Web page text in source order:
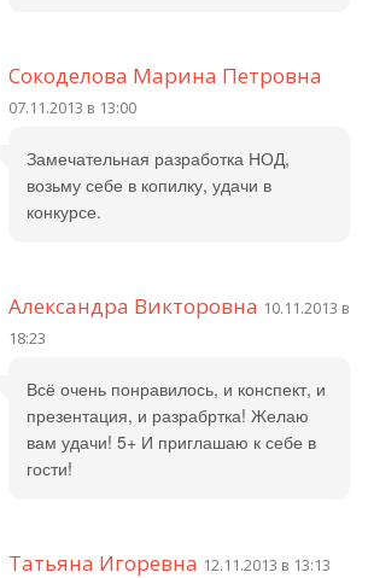
Сокоделова Марина Петровна
07.11.2013 в 13:00
Замечательная разработка НОД,
возьму себе в копилку, удачи в
конкурсе.
Александра Викторовна 10.11.2013 в
18:23
Всё очень понравилось, и конспект, и
презентация, и разрабртка! Желаю
вам удачи! 5+ И приглашаю к себе в
гости!
Татьяна Игоревна 12.11.2013 в 13:13